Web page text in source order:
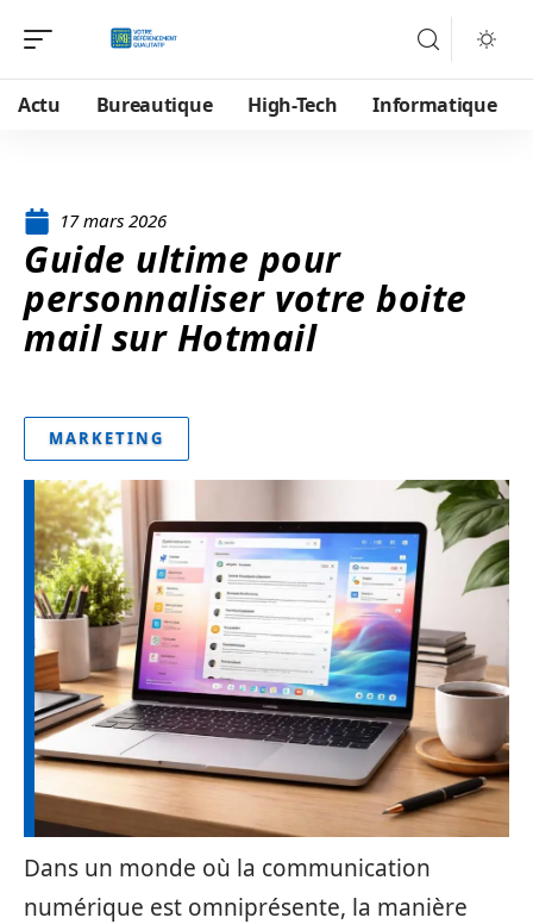
Actu Bureautique High-Tech Informatique
17 mars 2026
Guide ultime pour
personnaliser votre boite
mail sur Hotmail
MARKETING
Dans un monde où la communication
numérique est omniprésente, la manière